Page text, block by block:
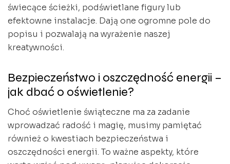
świecące ścieżki, podświetlane figury lub
efektowne instalacje. Dają one ogromne pole do
popisu i pozwalają na wyrażenie naszej
kreatywności.
Bezpieczeństwo i oszczędność energii –
jak dbać o oświetlenie?
Choć oświetlenie świąteczne ma za zadanie
wprowadzać radość i magię, musimy pamiętać
również o kwestiach bezpieczeństwa i
oszczędności energii. To ważne aspekty, które